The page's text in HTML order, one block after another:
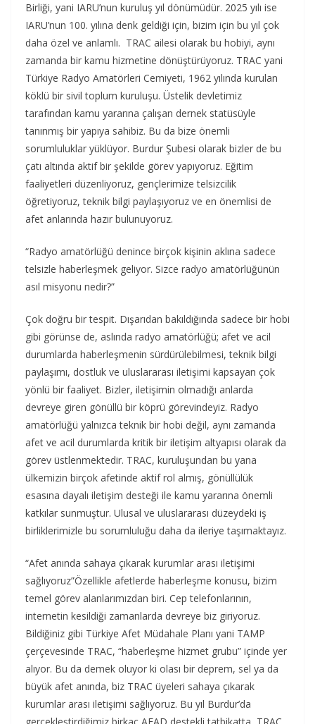
Birliği, yani IARU’nun kuruluş yıl dönümüdür. 2025 yılı ise
IARU’nun 100. yılına denk geldiği için, bizim için bu yıl çok
daha özel ve anlamlı. TRAC ailesi olarak bu hobiyi, aynı
zamanda bir kamu hizmetine dönüştürüyoruz. TRAC yani
Türkiye Radyo Amatörleri Cemiyeti, 1962 yılında kurulan
köklü bir sivil toplum kuruluşu. Üstelik devletimiz
tarafından kamu yararına çalışan dernek statüsüyle
tanınmış bir yapıya sahibiz. Bu da bize önemli
sorumluluklar yüklüyor. Burdur Şubesi olarak bizler de bu
çatı altında aktif bir şekilde görev yapıyoruz. Eğitim
faaliyetleri düzenliyoruz, gençlerimize telsizcilik
öğretiyoruz, teknik bilgi paylaşıyoruz ve en önemlisi de
afet anlarında hazır bulunuyoruz.
“Radyo amatörlüğü denince birçok kişinin aklına sadece
telsizle haberleşmek geliyor. Sizce radyo amatörlüğünün
asıl misyonu nedir?”
Çok doğru bir tespit. Dışarıdan bakıldığında sadece bir hobi
gibi görünse de, aslında radyo amatörlüğü; afet ve acil
durumlarda haberleşmenin sürdürülebilmesi, teknik bilgi
paylaşımı, dostluk ve uluslararası iletişimi kapsayan çok
yönlü bir faaliyet. Bizler, iletişimin olmadığı anlarda
devreye giren gönüllü bir köprü görevindeyiz. Radyo
amatörlüğü yalnızca teknik bir hobi değil, aynı zamanda
afet ve acil durumlarda kritik bir iletişim altyapısı olarak da
görev üstlenmektedir. TRAC, kuruluşundan bu yana
ülkemizin birçok afetinde aktif rol almış, gönüllülük
esasına dayalı iletişim desteği ile kamu yararına önemli
katkılar sunmuştur. Ulusal ve uluslararası düzeydeki iş
birliklerimizle bu sorumluluğu daha da ileriye taşımaktayız.
“Afet anında sahaya çıkarak kurumlar arası iletişimi
sağlıyoruz”Özellikle afetlerde haberleşme konusu, bizim
temel görev alanlarımızdan biri. Cep telefonlarının,
internetin kesildiği zamanlarda devreye biz giriyoruz.
Bildiğiniz gibi Türkiye Afet Müdahale Planı yani TAMP
çerçevesinde TRAC, “haberleşme hizmet grubu” içinde yer
alıyor. Bu da demek oluyor ki olası bir deprem, sel ya da
büyük afet anında, biz TRAC üyeleri sahaya çıkarak
kurumlar arası iletişimi sağlıyoruz. Bu yıl Burdur’da